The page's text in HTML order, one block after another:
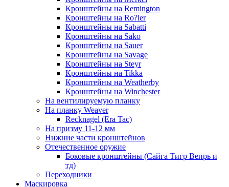
Кронштейны на Remington
Кронштейны на Ro?ler
Кронштейны на Sabatti
Кронштейны на Sako
Кронштейны на Sauer
Кронштейны на Savage
Кронштейны на Steyr
Кронштейны на Tikka
Кронштейны на Weatherby
Кронштейны на Winchester
На вентилируемую планку
На планку Weaver
Recknagel (Era Tac)
На призму 11-12 мм
Нижние части кронштейнов
Отечественное оружие
Боковые кронштейны (Сайга Тигр Вепрь и
тд)
Переходники
Маскировка